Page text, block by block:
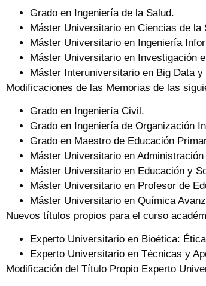
Grado en Ingeniería de la Salud.
Máster Universitario en Ciencias de
Máster Universitario en Ingeniería
Máster Universitario en Investigación
Máster Interuniversitario en Big Data
Modificaciones de las Memorias de las
Grado en Ingeniería Civil.
Grado en Ingeniería de Organización
Grado en Maestro de Educación
Máster Universitario en
Máster Universitario en Educación y
Máster Universitario en Profesor de
Máster Universitario en Química
Nuevos títulos propios para el curso
Experto Universitario en Bioética:
Experto Universitario en Técnicas y
Modificación del Título Propio Experto